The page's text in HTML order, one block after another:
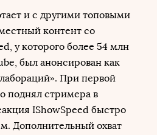
и с другими топовыми
контент со
у которого более 54 млн
был анонсирован как
При первой
поднял стримера в
IShowSpeed быстро
Дополнительный охват